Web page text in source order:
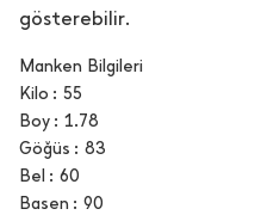
gösterebilir.
Manken Bilgileri
Kilo
55
Boy
1.78
Göğüs
83
Bel
60
Basen
90